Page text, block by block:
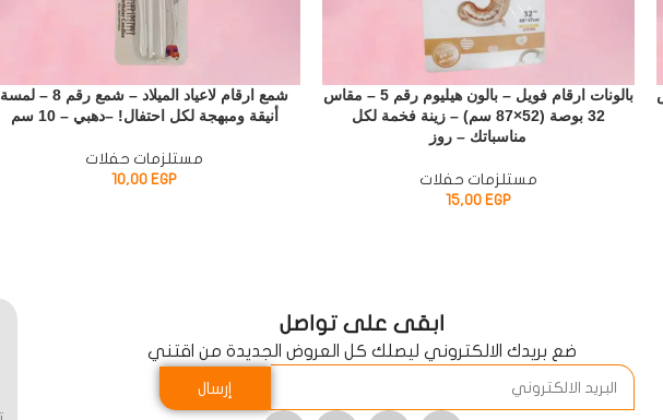
بالونات ارقام فويل – بالون هيليوم رقم 5 – مقاس
32 بوصة (52×87 سم) – زينة فخمة لكل
مناسباتك – روز
مستلزمات حفلات
15,00 EGP
شمع ارقام لاعياد الميلاد – شمع رقم 8 – لمسة
أنيقة ومبهجة لكل احتفال! –دهبي – 10 سم
مستلزمات حفلات
10,00EGP
ابقى على تواصل
ضع بريدك الالكتروني ليصلك كل العروض الجديدة من اقتني
إرسال